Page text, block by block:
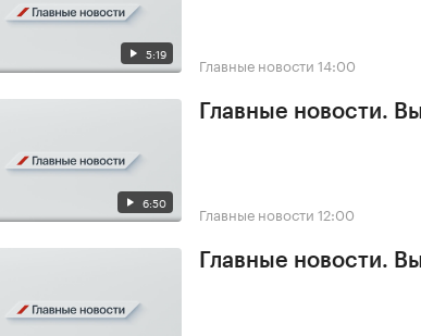
5:19 Главные новости 14:00
6:50
Главные новости.
Главные новости 12:00
Главные новости.